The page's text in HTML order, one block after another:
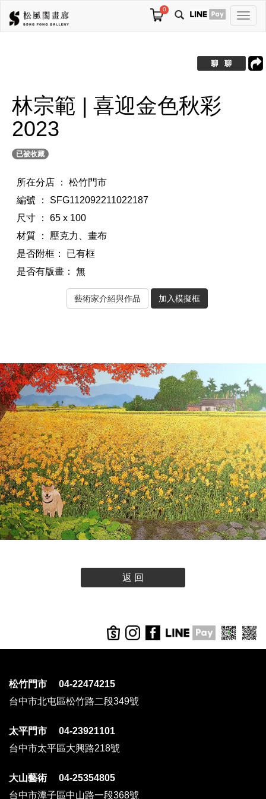
切
換
航
0
林宗範 | 喜迎金色秋彩
2023
已被收藏
所在分店 ： 松竹門市
編號 ： SFG112092211022187
尺寸 ： 65 x 100
材質 ： 壓克力、畫布
是否附框：
已有框
是否有版畫：
無
返 回
松竹門市 04-22474215
台中市北屯區松竹路二段349號
太平門市 04-23921101
台中市太平區大興路218號
大山藝術 04-25354805
台中市潭子區中山路一段368號